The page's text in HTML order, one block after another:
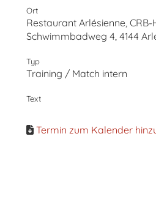
Ort
Restaurant Arlésienne, CRB-
Schwimmbadweg 4, 4144
Typ
Training / Match intern
Text
Termin zum Kalender